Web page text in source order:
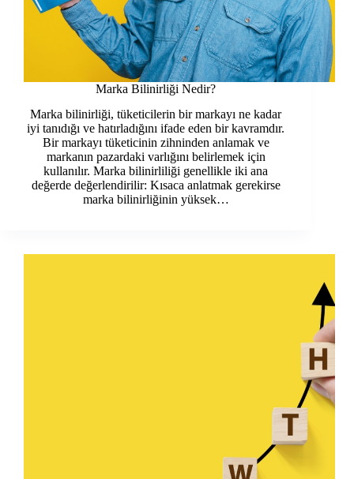
Marka Bilinirliği Nedir?
Marka bilinirliği, tüketicilerin bir markayı ne kadar
iyi tanıdığı ve hatırladığını ifade eden bir kavramdır.
Bir markayı tüketicinin zihninden anlamak ve
markanın pazardaki varlığını belirlemek için
kullanılır. Marka bilinirliliği genellikle iki ana
değerde değerlendirilir: Kısaca anlatmak gerekirse
marka bilinirliğinin yüksek…